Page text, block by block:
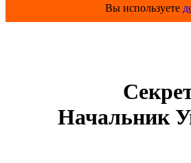
Вы используете
Начальник